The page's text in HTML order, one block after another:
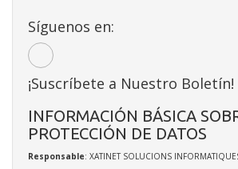
Síguenos en:
¡Suscríbete a Nuestro Boletín!
INFORMACIÓN BÁSICA
PROTECCIÓN DE DATOS
Responsable: XATINET SOLUCIONS